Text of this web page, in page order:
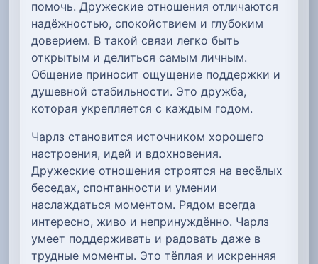
помочь. Дружеские отношения отличаются
надёжностью, спокойствием и глубоким
доверием. В такой связи легко быть
открытым и делиться самым личным.
Общение приносит ощущение поддержки и
душевной стабильности. Это дружба,
которая укрепляется с каждым годом.
Чарлз становится источником хорошего
настроения, идей и вдохновения.
Дружеские отношения строятся на весёлых
беседах, спонтанности и умении
наслаждаться моментом. Рядом всегда
интересно, живо и непринуждённо. Чарлз
умеет поддерживать и радовать даже в
трудные моменты. Это тёплая и искренняя